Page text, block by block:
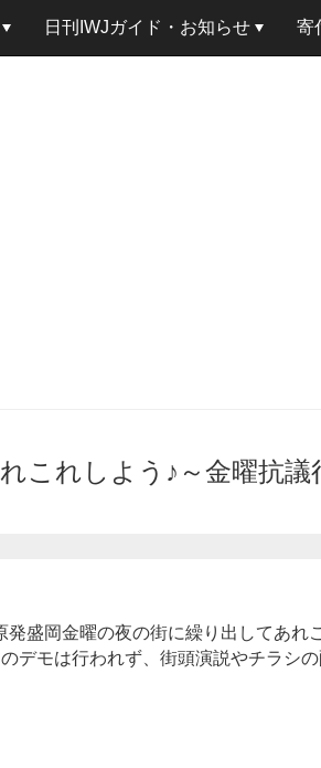
日刊IWJガイド・お知らせ 寄
これしよう♪～金曜抗議
盛岡金曜の夜の街に繰り出してあれこ
デモは行われず、街頭演説やチラシ